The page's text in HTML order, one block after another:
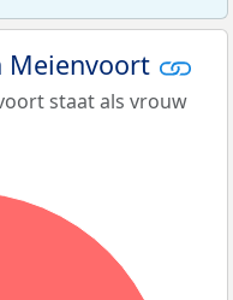
Meienvoort
staat als vrouw